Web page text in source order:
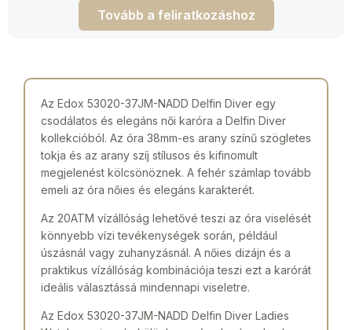
Tovább a feliratkozáshoz
Az Edox 53020-37JM-NADD Delfin Diver egy
csodálatos és elegáns női karóra a Delfin Diver
kollekcióból. Az óra 38mm-es arany színű szögletes
tokja és az arany szíj stílusos és kifinomult
megjelenést kölcsönöznek. A fehér számlap tovább
emeli az óra nőies és elegáns karakterét.
Az 20ATM vízállóság lehetővé teszi az óra viselését
könnyebb vízi tevékenységek során, például
úszásnál vagy zuhanyzásnál. A nőies dizájn és a
praktikus vízállóság kombinációja teszi ezt a karórát
ideális választássá mindennapi viseletre.
Az Edox 53020-37JM-NADD Delfin Diver Ladies